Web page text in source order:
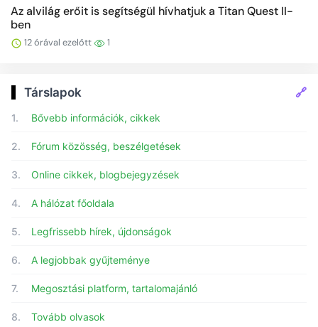
Az alvilág erőit is segítségül hívhatjuk a Titan Quest II-
ben
12 órával ezelőtt 1
Társlapok 🔗
1. Bővebb információk, cikkek
2. Fórum közösség, beszélgetések
3. Online cikkek, blogbejegyzések
4. A hálózat főoldala
5. Legfrissebb hírek, újdonságok
6. A legjobbak gyűjteménye
7. Megosztási platform, tartalomajánló
8. Tovább olvasok